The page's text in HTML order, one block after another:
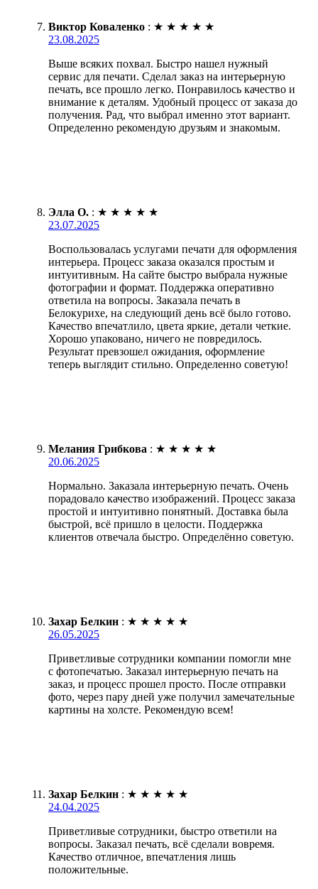
Виктор Коваленко : ★ ★ ★ ★ ★
23.08.2025
Выше всяких похвал. Быстро нашел нужный
сервис для печати. Сделал заказ на интерьерную
печать, все прошло легко. Понравилось качество и
внимание к деталям. Удобный процесс от заказа до
получения. Рад, что выбрал именно этот вариант.
Определенно рекомендую друзьям и знакомым.
Элла О. : ★ ★ ★ ★ ★
23.07.2025
Воспользовалась услугами печати для оформления
интерьера. Процесс заказа оказался простым и
интуитивным. На сайте быстро выбрала нужные
фотографии и формат. Поддержка оперативно
ответила на вопросы. Заказала печать в
Белокурихе, на следующий день всё было готово.
Качество впечатлило, цвета яркие, детали четкие.
Хорошо упаковано, ничего не повредилось.
Результат превзошел ожидания, оформление
теперь выглядит стильно. Определенно советую!
Мелания Грибкова : ★ ★ ★ ★ ★
20.06.2025
Нормально. Заказала интерьерную печать. Очень
порадовало качество изображений. Процесс заказа
простой и интуитивно понятный. Доставка была
быстрой, всё пришло в целости. Поддержка
клиентов отвечала быстро. Определённо советую.
Захар Белкин : ★ ★ ★ ★ ★
26.05.2025
Приветливые сотрудники компании помогли мне
с фотопечатью. Заказал интерьерную печать на
заказ, и процесс прошел просто. После отправки
фото, через пару дней уже получил замечательные
картины на холсте. Рекомендую всем!
Захар Белкин : ★ ★ ★ ★ ★
24.04.2025
Приветливые сотрудники, быстро ответили на
вопросы. Заказал печать, всё сделали вовремя.
Качество отличное, впечатления лишь
положительные.